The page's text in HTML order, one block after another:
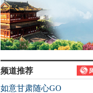
频道推荐
如意甘肃随心GO